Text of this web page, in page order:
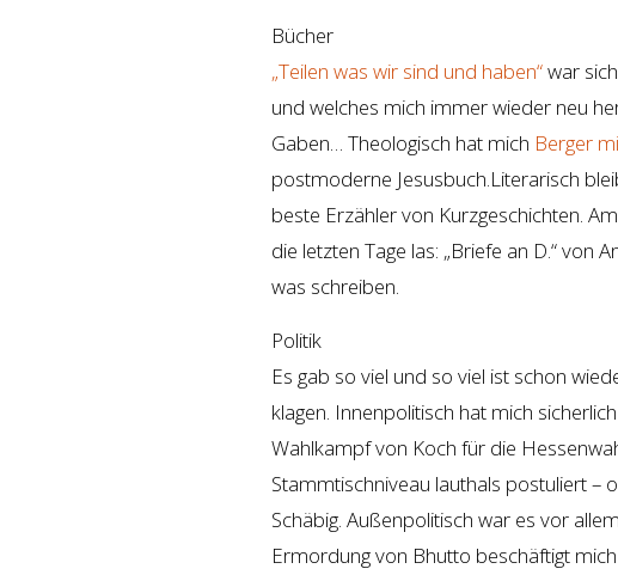
Bücher
„Teilen was wir sind und haben“war
und welches mich immer wieder neu
Gaben… Theologisch hat mich Berger
postmoderne Jesusbuch.Literarisch
beste Erzähler von Kurzgeschichten.
die letzten Tage las: „Briefe an D.“ von
was schreiben.
Politik
Es gab so viel und so viel ist schon
klagen. Innenpolitisch hat mich
Wahlkampf von Koch für die
Stammtischniveau lauthals postuliert –
Schäbig. Außenpolitisch war es vor
Ermordung von Bhutto beschäftigt